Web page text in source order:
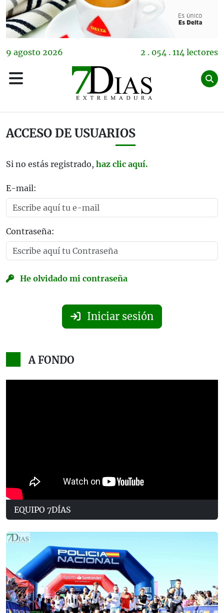
9 agosto 2026 2 . 054 . 114 lectores
ACCESO DE USUARIOS
Si no estás registrado, haz clic aquí.
E-mail:
Contraseña:
He olvidado mi contraseña
Iniciar sesión
A FONDO
EQUIPO 7DÍAS